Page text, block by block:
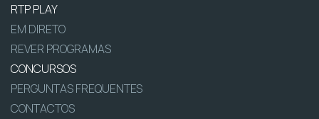
RTP PLAY
EM DIRETO
REVER PROGRAMAS
CONCURSOS
PERGUNTAS FREQUENTES
CONTACTOS